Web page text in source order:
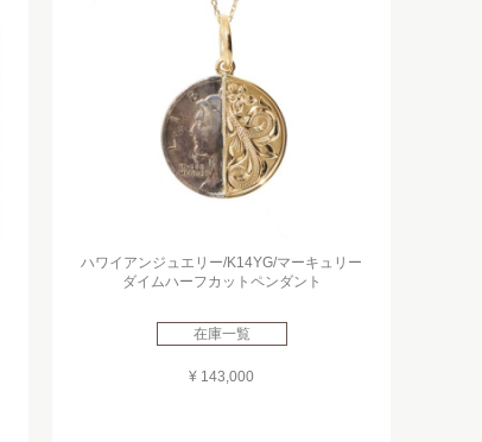
ハワイアンジュエリー/K14YG/マーキュリー
ダイムハーフカットペンダント
在庫一覧
¥ 143,000